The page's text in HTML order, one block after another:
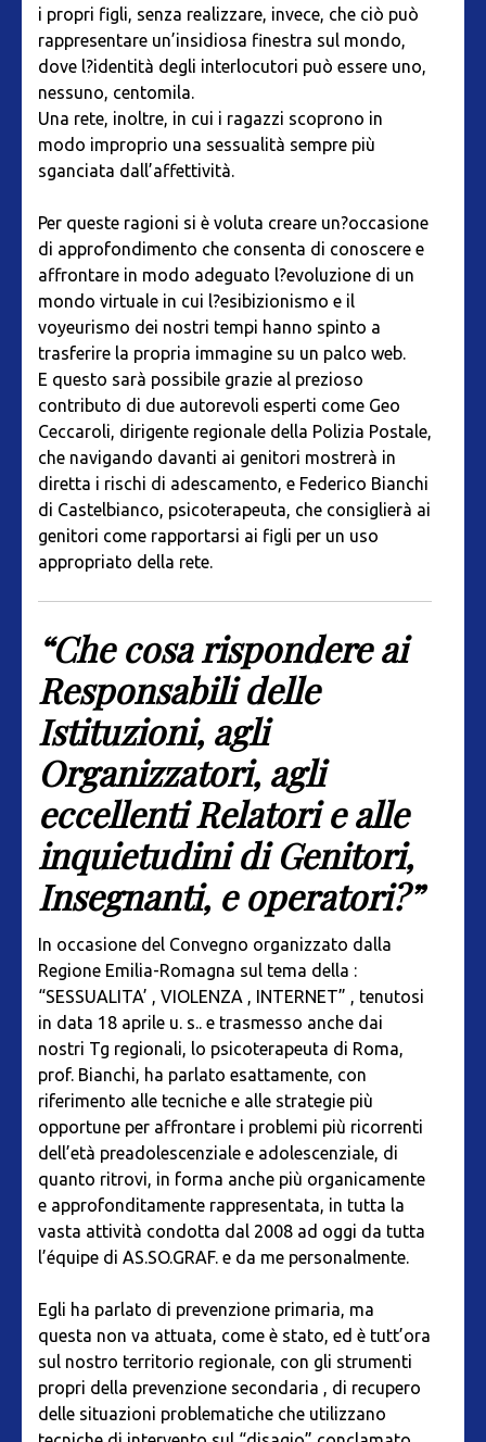
i propri figli, senza realizzare, invece, che ciò può
rappresentare un’insidiosa finestra sul mondo,
dove l?identità degli interlocutori può essere uno,
nessuno, centomila.
Una rete, inoltre, in cui i ragazzi scoprono in
modo improprio una sessualità sempre più
sganciata dall’affettività.
Per queste ragioni si è voluta creare un?occasione
di approfondimento che consenta di conoscere e
affrontare in modo adeguato l?evoluzione di un
mondo virtuale in cui l?esibizionismo e il
voyeurismo dei nostri tempi hanno spinto a
trasferire la propria immagine su un palco web.
E questo sarà possibile grazie al prezioso
contributo di due autorevoli esperti come Geo
Ceccaroli, dirigente regionale della Polizia Postale,
che navigando davanti ai genitori mostrerà in
diretta i rischi di adescamento, e Federico Bianchi
di Castelbianco, psicoterapeuta, che consiglierà ai
genitori come rapportarsi ai figli per un uso
appropriato della rete.
“Che cosa rispondere ai
Responsabili delle
Istituzioni, agli
Organizzatori, agli
eccellenti Relatori e alle
inquietudini di Genitori,
Insegnanti, e operatori?”
In occasione del Convegno organizzato dalla
Regione Emilia-Romagna sul tema della :
“SESSUALITA’ , VIOLENZA , INTERNET” , tenutosi
in data 18 aprile u. s.. e trasmesso anche dai
nostri Tg regionali, lo psicoterapeuta di Roma,
prof. Bianchi, ha parlato esattamente, con
riferimento alle tecniche e alle strategie più
opportune per affrontare i problemi più ricorrenti
dell’età preadolescenziale e adolescenziale, di
quanto ritrovi, in forma anche più organicamente
e approfonditamente rappresentata, in tutta la
vasta attività condotta dal 2008 ad oggi da tutta
l’équipe di AS.SO.GRAF. e da me personalmente.
Egli ha parlato di prevenzione primaria, ma
questa non va attuata, come è stato, ed è tutt’ora
sul nostro territorio regionale, con gli strumenti
propri della prevenzione secondaria , di recupero
delle situazioni problematiche che utilizzano